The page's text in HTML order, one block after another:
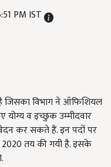
PM IST
जिसका विभाग ने ऑफिशियल
योग्य व इच्छुक उम्मीदवार
कर सकते हैं. इन पदों पर
तय की गयी है. इसके